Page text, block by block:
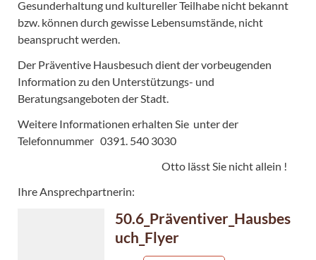
Gesunderhaltung und kultureller Teilhabe nicht bekannt
bzw. können durch gewisse Lebensumstände, nicht
beansprucht werden.
Der Präventive Hausbesuch dient der vorbeugenden
Information zu den Unterstützungs- und
Beratungsangeboten der Stadt.
Weitere Informationen erhalten Sie unter der
Telefonnummer 0391. 540 3030
Otto lässt Sie nicht allein !
Ihre Ansprechpartnerin:
50.6_Präventiver_Hausbes
uch_Flyer